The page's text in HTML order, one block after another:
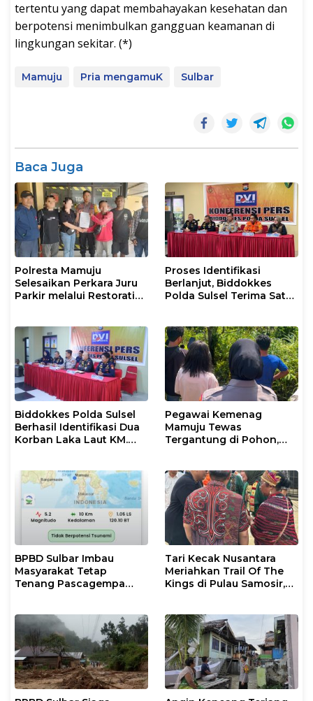
tertentu yang dapat membahayakan kesehatan dan
berpotensi menimbulkan gangguan keamanan di
lingkungan sekitar. (*)
Mamuju Pria mengamuK Sulbar
Baca Juga
Polresta Mamuju
Selesaikan Perkara Juru
Parkir melalui Restorative
Proses Identifikasi
Berlanjut, Biddokkes
Polda Sulsel Terima Satu
Biddokkes Polda Sulsel
Berhasil Identifikasi Dua
Korban Laka Laut KM.
Pegawai Kemenag
Mamuju Tewas
Tergantung di Pohon,
BPBD Sulbar Imbau
Masyarakat Tetap
Tenang Pascagempa
Tari Kecak Nusantara
Meriahkan Trail Of The
Kings di Pulau Samosir,